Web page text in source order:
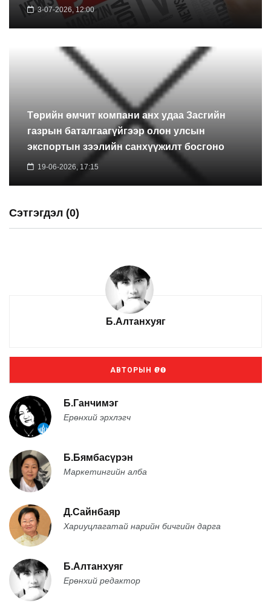
3-07-2026, 12:00
Төрийн өмчит компани анх удаа Засгийн
газрын баталгаагүйгээр олон улсын
экспортын зээлийн санхүүжилт босгоно
19-06-2026, 17:15
Сэтгэгдэл (0)
Б.Алтанхуяг
АВТОРЫН ӨРӨӨ
Б.Ганчимэг
Ерөнхий эрхлэгч
Б.Бямбасүрэн
Маркетингийн алба
Д.Сайнбаяр
Хариуцлагатай нарийн бичгийн дарга
Б.Алтанхуяг
Ерөнхий редактор